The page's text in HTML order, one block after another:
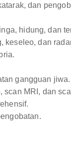
dan
hidung, dan
keseleo, dan
gangguan jiwa.
scan MRI, dan